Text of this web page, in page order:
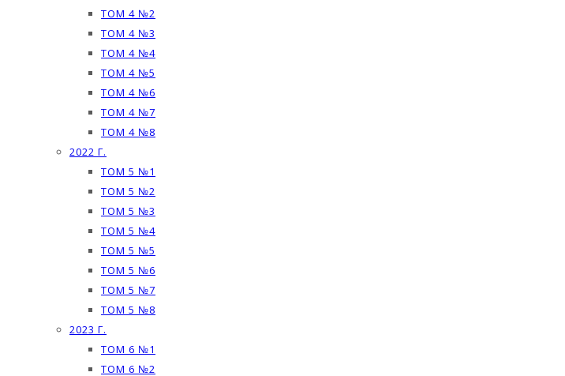
ТОМ 4 №2
ТОМ 4 №3
ТОМ 4 №4
ТОМ 4 №5
ТОМ 4 №6
ТОМ 4 №7
ТОМ 4 №8
2022 Г.
ТОМ 5 №1
ТОМ 5 №2
ТОМ 5 №3
ТОМ 5 №4
ТОМ 5 №5
ТОМ 5 №6
ТОМ 5 №7
ТОМ 5 №8
2023 Г.
ТОМ 6 №1
ТОМ 6 №2